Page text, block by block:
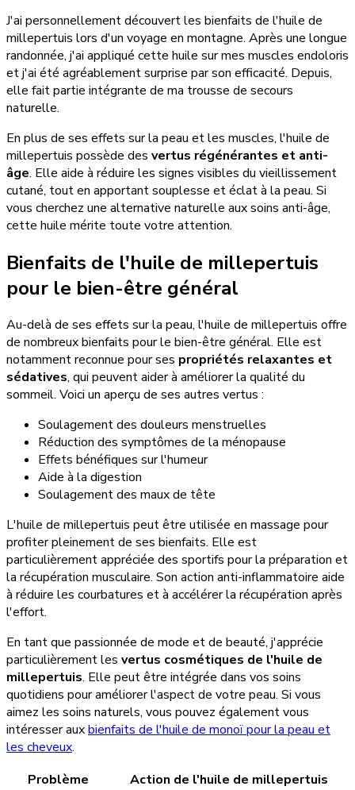
J'ai personnellement découvert les bienfaits de l'huile de
millepertuis lors d'un voyage en montagne. Après une longue
randonnée, j'ai appliqué cette huile sur mes muscles endoloris
et j'ai été agréablement surprise par son efficacité. Depuis,
elle fait partie intégrante de ma trousse de secours
naturelle.
En plus de ses effets sur la peau et les muscles, l'huile de
millepertuis possède des vertus régénérantes et anti-
âge. Elle aide à réduire les signes visibles du vieillissement
cutané, tout en apportant souplesse et éclat à la peau. Si
vous cherchez une alternative naturelle aux soins anti-âge,
cette huile mérite toute votre attention.
Bienfaits de l'huile de millepertuis
pour le bien-être général
Au-delà de ses effets sur la peau, l'huile de millepertuis offre
de nombreux bienfaits pour le bien-être général. Elle est
notamment reconnue pour ses propriétés relaxantes et
sédatives, qui peuvent aider à améliorer la qualité du
sommeil. Voici un aperçu de ses autres vertus :
Soulagement des douleurs menstruelles
Réduction des symptômes de la ménopause
Effets bénéfiques sur l'humeur
Aide à la digestion
Soulagement des maux de tête
L'huile de millepertuis peut être utilisée en massage pour
profiter pleinement de ses bienfaits. Elle est
particulièrement appréciée des sportifs pour la préparation et
la récupération musculaire. Son action anti-inflammatoire aide
à réduire les courbatures et à accélérer la récupération après
l'effort.
En tant que passionnée de mode et de beauté, j'apprécie
particulièrement les vertus cosmétiques de l'huile de
millepertuis. Elle peut être intégrée dans vos soins
quotidiens pour améliorer l'aspect de votre peau. Si vous
aimez les soins naturels, vous pouvez également vous
intéresser auxbienfaits de l'huile de monoï pour la peau et
les cheveux.
Problème
Action de l'huile de millepertuis